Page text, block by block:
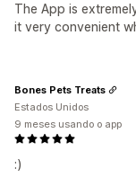
The App is
it very convenient
:)
Bones Pets Treats
Estados Unidos
9 meses usando o app